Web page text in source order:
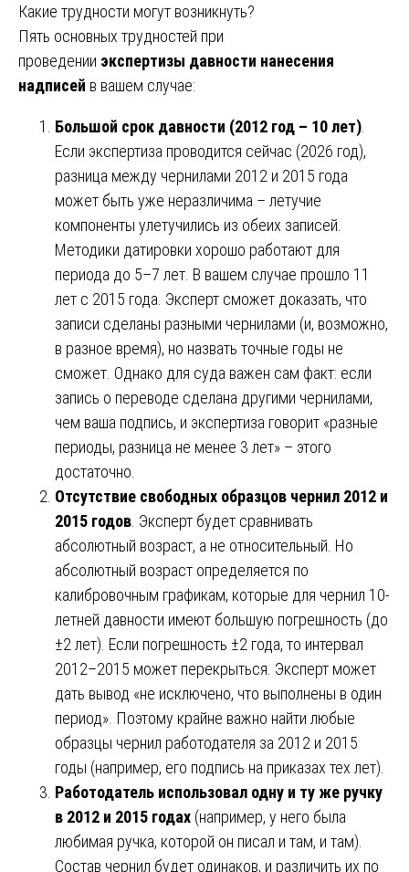
Какие трудности могут возникнуть?
Пять основных трудностей при
проведении экспертизы давности нанесения
надписей в вашем случае:
Большой срок давности (2012 год – 10 лет)
Если экспертиза проводится сейчас (2026 год),
разница между чернилами 2012 и 2015 года
может быть уже неразличима – летучие
компоненты улетучились из обеих записей.
Методики датировки хорошо работают для
периода до 5–7 лет. В вашем случае прошло 11
лет с 2015 года. Эксперт сможет доказать, что
записи сделаны разными чернилами (и, возможно,
в разное время), но назвать точные годы не
сможет. Однако для суда важен сам факт: если
запись о переводе сделана другими чернилами,
чем ваша подпись, и экспертиза говорит «разные
периоды, разница не менее 3 лет» – этого
достаточно.
Отсутствие свободных образцов чернил 2012 и
2015 годов . Эксперт будет сравнивать
абсолютный возраст, а не относительный. Но
абсолютный возраст определяется по
калибровочным графикам, которые для чернил 10-
летней давности имеют большую погрешность (до
±2 лет). Если погрешность ±2 года, то интервал
2012–2015 может перекрыться. Эксперт может
дать вывод «не исключено, что выполнены в один
период». Поэтому крайне важно найти любые
образцы чернил работодателя за 2012 и 2015
годы (например, его подпись на приказах тех лет).
Работодатель использовал одну и ту же ручку
в 2012 и 2015 годах (например, у него была
любимая ручка, которой он писал и там, и там).
Состав чернил будет одинаков, и различить их по